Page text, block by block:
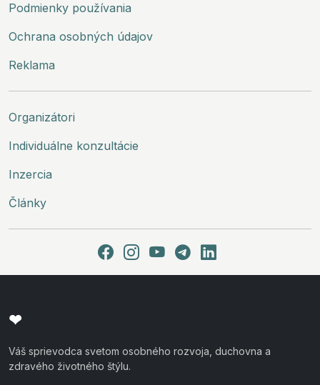
Podmienky používania
Ochrana osobných údajov
Reklama
Organizátori
Individuálne konzultácie
Inzercia
Články
❤
Váš sprievodca svetom osobného rozvoja, duchovna a
zdravého životného štýlu.